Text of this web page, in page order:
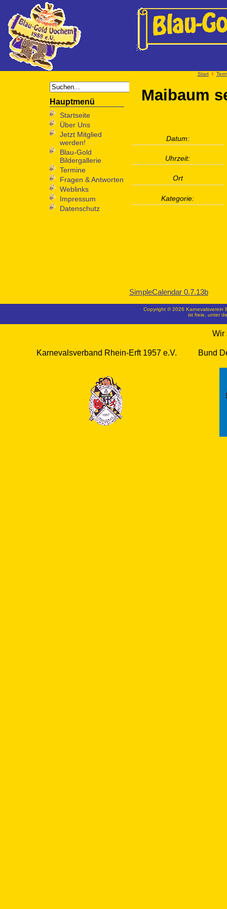
Start
Hauptmenü
Startseite
Über Uns
Jetzt Mitglied
werden!
Blau-Gold
Bildergallerie
Termine
Fragen & Antworten
Weblinks
Impressum
Datenschutz
Maibaum
Datum:
Uhrzeit:
Ort
Kategorie:
SimpleCalendar 0.7.13b
Copyright © 2026 Karnevalsverein
ist freie, unter
Wir
Karnevalsverband Rhein-Erft 1957 e.V. Bund